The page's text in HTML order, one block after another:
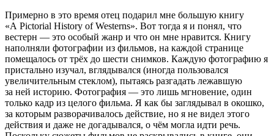
Примерно в это время отец подарил мне большую книгу
«A Pictorial History of Westerns». Вот тогда я и понял, что
вестерн — это особый жанр и что он мне нравится. Книгу
наполняли фотографии из фильмов, на каждой странице
помещалось от трёх до шести снимков. Каждую фотографию я
пристально изучал, вглядывался (иногда пользовался
увеличительным стеклом), пытаясь разгадать лежавшую
за ней историю. Фотография — это лишь мгновение, один
только кадр из целого фильма. Я как бы заглядывал в окошко,
за которым разворачивалось действие, но я не видел этого
действия и даже не догадывался, о чём могла идти речь.